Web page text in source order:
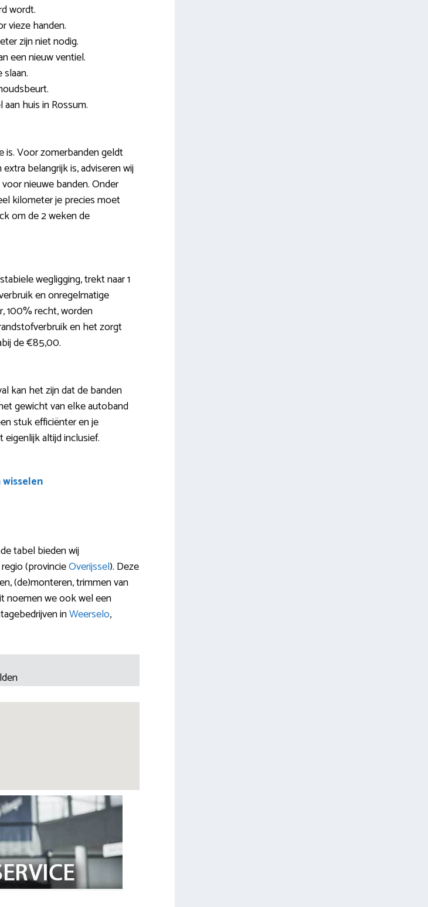
wordt.
vieze handen.
zijn niet nodig.
een nieuw ventiel.
huis in Rossum.
is. Voor zomerbanden geldt
belangrijk is, adviseren wij
nieuwe banden. Onder
kilometer je precies moet
om de 2 weken de
wegligging, trekt naar 1
en onregelmatige
100% recht, worden
en het zorgt
de €85,00.
kan het zijn dat de banden
gewicht van elke autoband
stuk efficiënter en je
altijd inclusief.
tabel bieden wij
(provincieOverijssel). Deze
(de)monteren, trimmen van
noemen we ook wel een
inWeerselo,